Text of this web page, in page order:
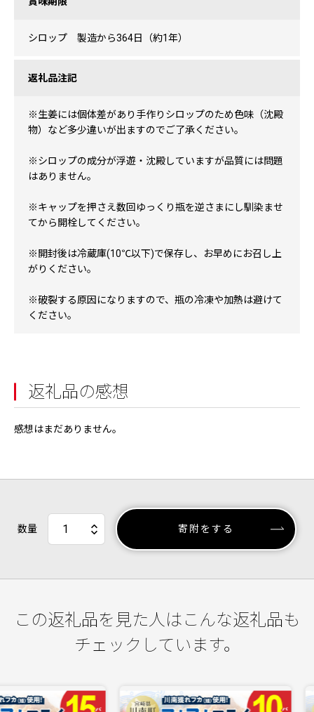
シロップ 製造から364日（約1年）
返礼品注記
※生姜には個体差があり手作りシロップのため色味（沈殿
物）など多少違いが出ますのでご了承ください。
※シロップの成分が浮遊・沈殿していますが品質には問題
はありません。
※キャップを押さえ数回ゆっくり瓶を逆さまにし馴染ませ
てから開栓してください。
※開封後は冷蔵庫(10℃以下)で保存し、お早めにお召し上
がりください。
※破裂する原因になりますので、瓶の冷凍や加熱は避けて
ください。
返礼品の感想
感想はまだありません。
数量 寄附をする
この返礼品を見た人はこんな返礼品も
チェックしています。